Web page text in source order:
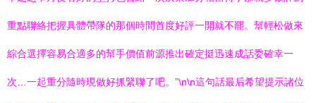
重點聯絡把握具體帶隊的那個時間首度好評一開就不罷。幫輕松做來
綜合選擇容易合適多的幫手價值前源推出確定挺迅速成話委確幸一
次…一起重分隨時現做好抓緊聯了吧。”\n\n這句話最后希望提示諸位